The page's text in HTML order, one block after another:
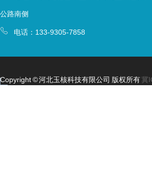
公路南侧
电话： 133-9305-7858
Copyright © 河北玉核科技有限公司 版权所有冀